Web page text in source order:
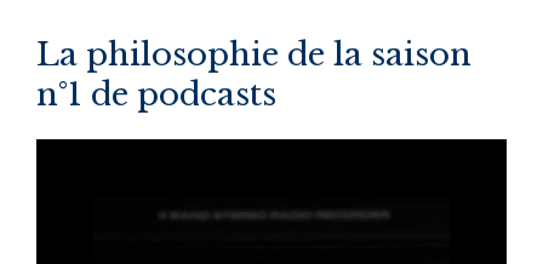
La philosophie de la saison
n°1 de podcasts